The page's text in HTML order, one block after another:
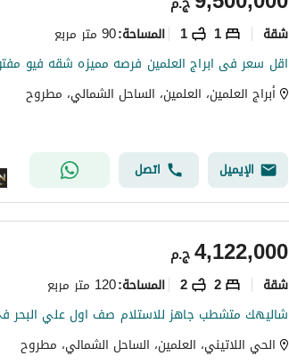
شقة 1
1 المساحة:90 متر مربع
أبراج العلمين، العلمين، الساحل الشمالي، مطروح
الإيميل اتصل
ج.م4,122,000
شقة 2
2 المساحة:120 متر مربع
الحي اللاتيني، العلمين، الساحل الشمالي، مطروح